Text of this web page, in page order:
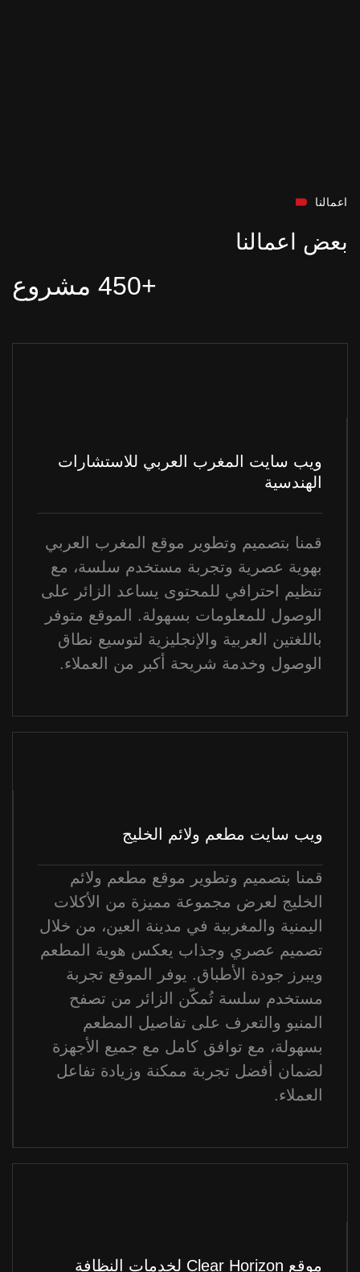
اعمالنا
بعض اعمالنا
+450 مشروع
ويب سايت المغرب العربي للاستشارات
الهندسية
قمنا بتصميم وتطوير موقع المغرب العربي
بهوية عصرية وتجربة مستخدم سلسة، مع
تنظيم احترافي للمحتوى يساعد الزائر على
الوصول للمعلومات بسهولة. الموقع متوفر
باللغتين العربية والإنجليزية لتوسيع نطاق
الوصول وخدمة شريحة أكبر من العملاء.
ويب سايت مطعم ولائم الخليج
قمنا بتصميم وتطوير موقع مطعم ولائم
الخليج لعرض مجموعة مميزة من الأكلات
اليمنية والمغربية في مدينة العين، من خلال
تصميم عصري وجذاب يعكس هوية المطعم
ويبرز جودة الأطباق. يوفر الموقع تجربة
مستخدم سلسة تُمكّن الزائر من تصفح
المنيو والتعرف على تفاصيل المطعم
بسهولة، مع توافق كامل مع جميع الأجهزة
لضمان أفضل تجربة ممكنة وزيادة تفاعل
العملاء.
موقع Clear Horizon لخدمات النظافة